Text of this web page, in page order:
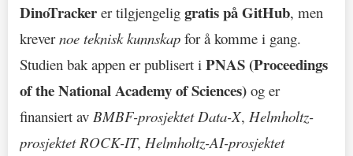
DinoTracker er tilgjengelig gratis på GitHub, men
krevernoe teknisk kunnskap for å komme i gang.
Studien bak appen er publisert i PNAS (Proceedings
of the National Academy of Sciences) og er
finansiert av BMBF-prosjektet Data-X, Helmholtz-
prosjektet ROCK-IT, Helmholtz-AI-prosjektet